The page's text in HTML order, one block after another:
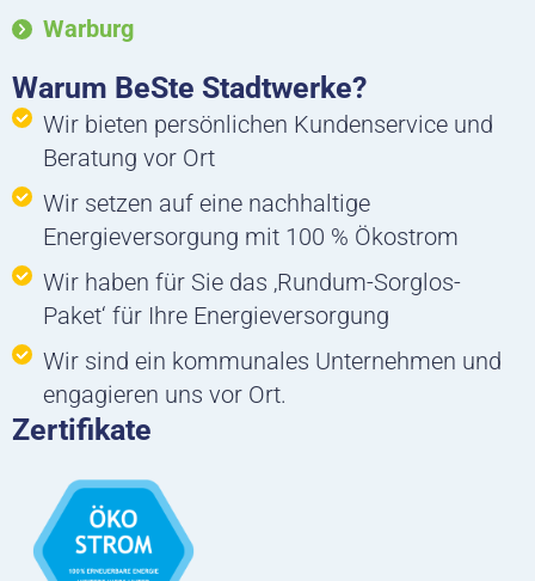
Warburg
Warum BeSte Stadtwerke?
Wir bieten persönlichen Kundenservice und
Beratung vor Ort
Wir setzen auf eine nachhaltige
Energieversorgung mit 100 % Ökostrom
Wir haben für Sie das ‚Rundum-Sorglos-
Paket‘ für Ihre Energieversorgung
Wir sind ein kommunales Unternehmen und
engagieren uns vor Ort.
Zertifikate